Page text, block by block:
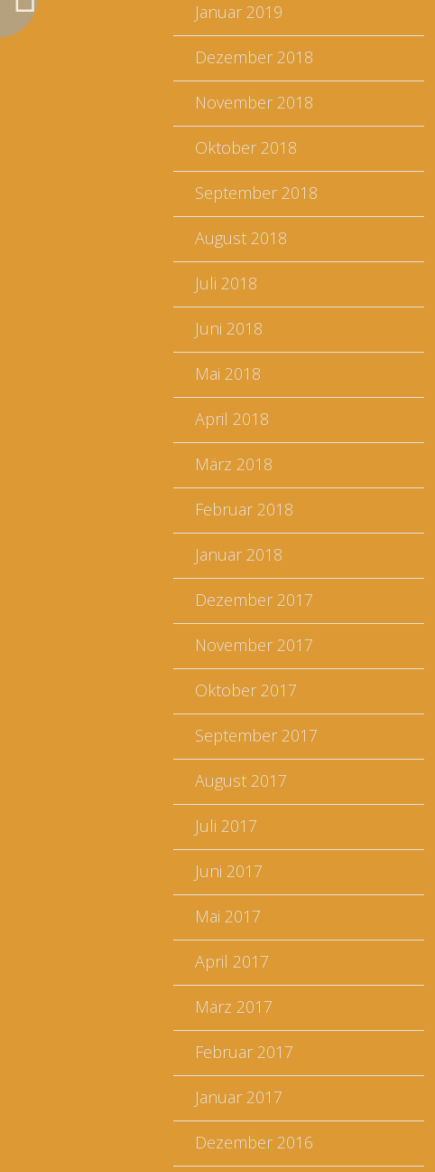
Januar 2019
Dezember 2018
November 2018
Oktober 2018
September 2018
August 2018
Juli 2018
Juni 2018
Mai 2018
April 2018
März 2018
Februar 2018
Januar 2018
Dezember 2017
November 2017
Oktober 2017
September 2017
August 2017
Juli 2017
Juni 2017
Mai 2017
April 2017
März 2017
Februar 2017
Januar 2017
Dezember 2016